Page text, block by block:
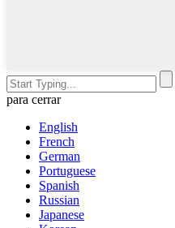
para cerrar
English
French
German
Portuguese
Spanish
Russian
Japanese